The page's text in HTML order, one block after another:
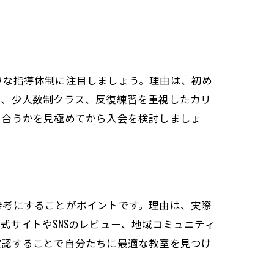
指導体制に注目しましょう。理由は、初め
少人数制クラス、反復練習を重視したカリ
うかを見極めてから入会を検討しましょ
にすることがポイントです。理由は、実際
イトやSNSのレビュー、地域コミュニティ
することで自分たちに最適な教室を見つけ